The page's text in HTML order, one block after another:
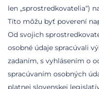
len „sprostredkovatelia“)
Títo môžu byť poverení
Od svojich
osobné údaje spracúvali
zadaním, s vyhlásením o
spracúvaním osobných
platnej slovenskej